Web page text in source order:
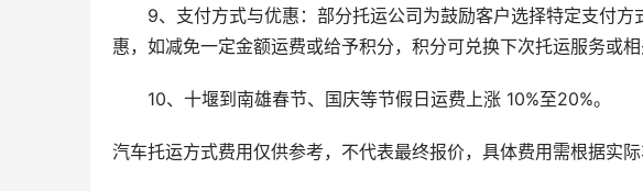
9、支付方式与优惠：部分托运公司为鼓励客户选择特定支付
惠，如减免一定金额运费或给予积分，积分可兑换下次托运服务或相
10、十堰到南雄春节、国庆等节假日运费上涨 10%至20%。
汽车托运方式费用仅供参考，不代表最终报价，具体费用需根据实